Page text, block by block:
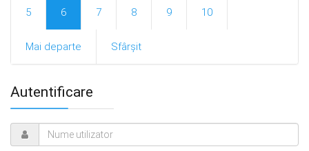
5 6 7 8 9 10
Mai departe Sfârșit
Autentificare